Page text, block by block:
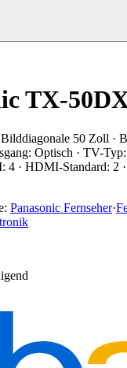
TX-
Bilddiagonale 50 Zoll ·
Optisch · TV-
4 · HDMI-Standard: 2
Panasonic Fernseher·